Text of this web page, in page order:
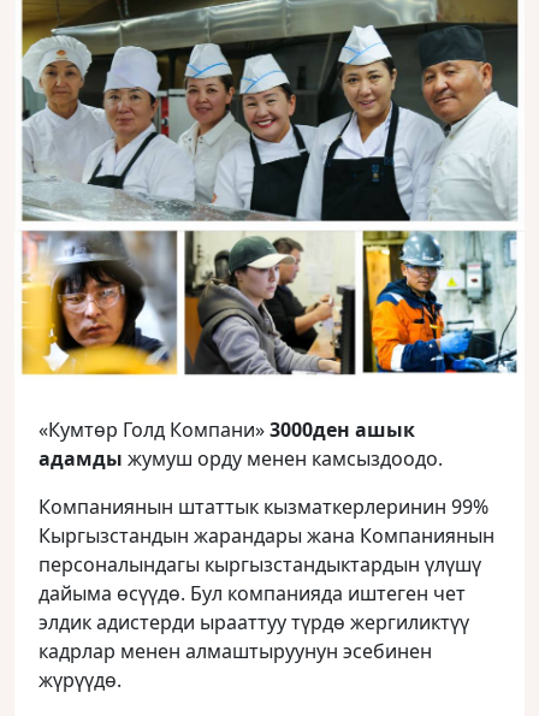
«Кумтөр Голд Компани»3000ден ашык
адамды жумуш орду менен камсыздоодо.
Компаниянын штаттык кызматкерлеринин 99%
Кыргызстандын жарандары жана Компаниянын
персоналындагы кыргызстандыктардын үлүшү
дайыма өсүүдө. Бул компанияда иштеген чет
элдик адистерди ырааттуу түрдө жергиликтүү
кадрлар менен алмаштыруунун эсебинен
жүрүүдө.